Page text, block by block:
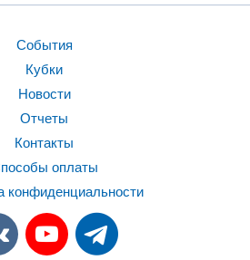
События
Кубки
Новости
Отчеты
Контакты
оплаты
конфиденциальности